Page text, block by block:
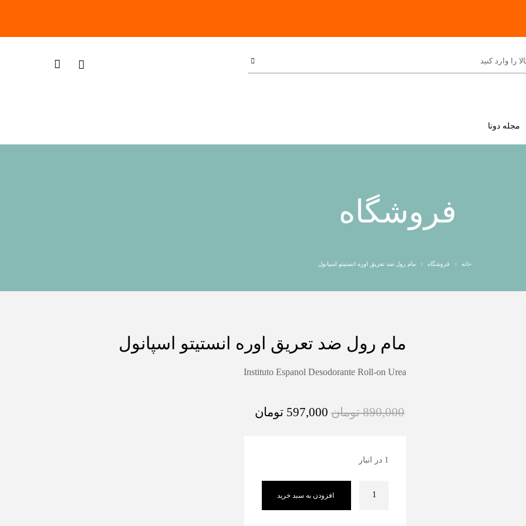
مجله دونا
فروشگاه
خانه فروشگاه مام رول ضد تعریق اوره انستیتو اسپانول
مام رول ضد تعریق اوره انستیتو اسپانول
Instituto Espanol Desodorante Roll-on Urea
890,000 تومان 597,000 تومان
1 در انبار
افزودن به سبد خرید